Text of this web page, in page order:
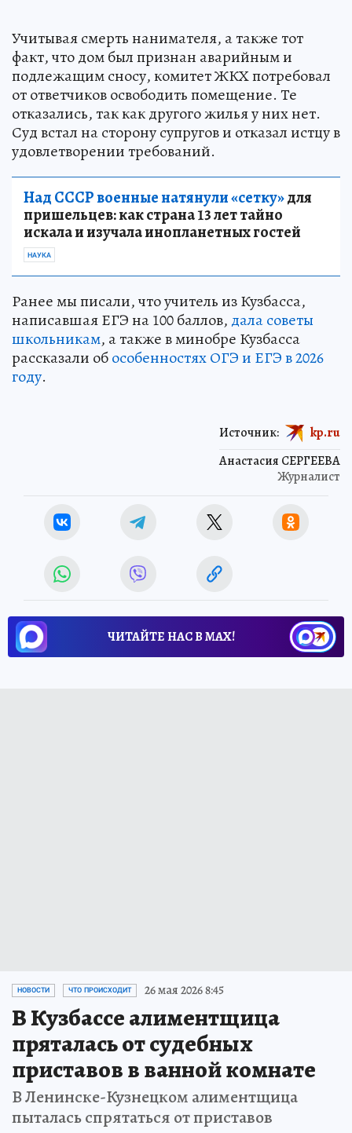
Учитывая смерть нанимателя, а также тот
факт, что дом был признан аварийным и
подлежащим сносу, комитет ЖКХ потребовал
от ответчиков освободить помещение. Те
отказались, так как другого жилья у них нет.
Суд встал на сторону супругов и отказал истцу в
удовлетворении требований.
Над СССР военные натянули «сетку»для
пришельцев: как страна 13 лет тайно
искала и изучала инопланетных гостей
НАУКА
Ранее мы писали, что учитель из Кузбасса,
написавшая ЕГЭ на 100 баллов, дала советы
школьникам, а также в минобре Кузбасса
рассказали обособенностях ОГЭ и ЕГЭ в 2026
году.
Анастасия СЕРГЕЕВА
Журналист
Источник: kp.ru
ЧИТАЙТЕ НАС В МАХ!
НОВОСТИ ЧТО ПРОИСХОДИТ 26 мая 2026 8:45
В Кузбассе алиментщица
пряталась от судебных
приставов в ванной комнате
В Ленинске-Кузнецком алиментщица
пыталась спрятаться от приставов